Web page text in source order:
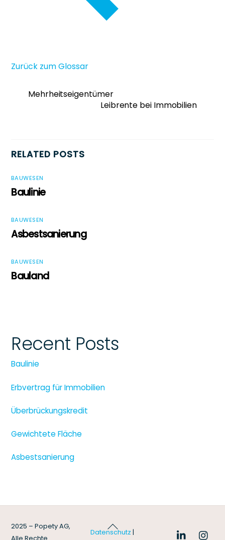
Zurück zum Glossar
Mehrheitseigentümer
Leibrente bei Immobilien
RELATED POSTS
BAUWESEN
Baulinie
BAUWESEN
Asbestsanierung
BAUWESEN
Bauland
Recent Posts
Baulinie
Erbvertrag für Immobilien
Überbrückungskredit
Gewichtete Fläche
Asbestsanierung
Back
To
2025 – Popety AG,
Alle Rechte
Datenschutz |